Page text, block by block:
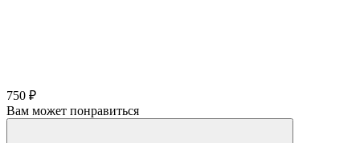
750 ₽
Вам может понравиться